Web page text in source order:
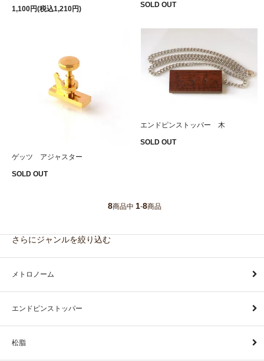
1,100円(税込1,210円) SOLD OUT
ゲッツ アジャスター
SOLD OUT
エンドピンストッパー 木
SOLD OUT
8商品中 1-8商品
さらにジャンルを絞り込む
メトロノーム
エンドピンストッパー
松脂